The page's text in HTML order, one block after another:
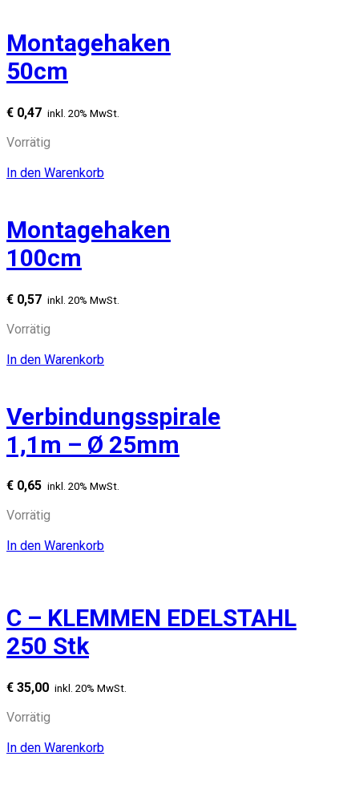
Montagehaken
50cm
€ 0,47 inkl. 20% MwSt.
Vorrätig
In den Warenkorb
Montagehaken
100cm
€ 0,57 inkl. 20% MwSt.
Vorrätig
In den Warenkorb
Verbindungsspirale
1,1m – Ø 25mm
€ 0,65 inkl. 20% MwSt.
Vorrätig
In den Warenkorb
C – KLEMMEN EDELSTAHL
250 Stk
€ 35,00 inkl. 20% MwSt.
Vorrätig
In den Warenkorb